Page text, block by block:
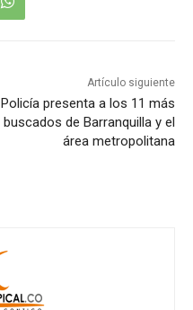
Artículo siguiente
Policía presenta a los 11 más
buscados de Barranquilla y el
área metropolitana